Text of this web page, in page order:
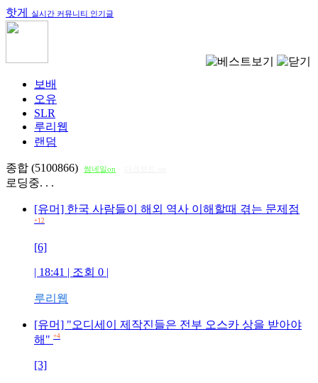
핫게 실시간 커뮤니티 인기글
보배
오유
SLR
루리웹
랜덤
종합 (5100866) 썸네일on
로딩중. . .
[유머] 한국 사람들이 해외 역사 이해할때 겪는 문제점
+12
[6]
| 18:41 | 조회 0 |
루리웹
[유머] "오디세이 제작진들은 전부 오스카 상을 받아야
해" +4
[3]